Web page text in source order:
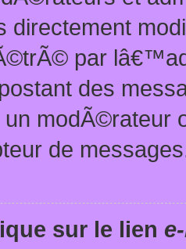
directement
par
des
modÃ©rateur
de
sur le lien